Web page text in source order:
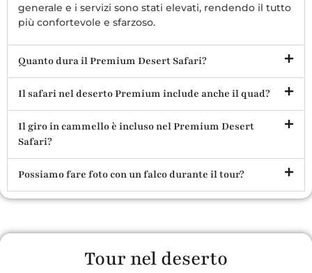
generale e i servizi sono stati elevati, rendendo il tutto
più confortevole e sfarzoso.
Quanto dura il Premium Desert Safari?
Il safari nel deserto Premium include anche il quad?
Il giro in cammello è incluso nel Premium Desert
Safari?
Possiamo fare foto con un falco durante il tour?
Tour nel deserto